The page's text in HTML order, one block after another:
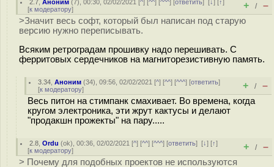
2.7 ,Аноним (7), 00:30, 02/02/2021 [^] [^^] [^^^] [ответить][↓] [↑]
[к модератору] + / –
>Значит весь софт, который был написан под старую
версию нужно переписывать.
Всяким ретроградам прошивку надо перешивать. С
ферритовых сердечников на магниторезистивную память.
3.34 ,Аноним (34), 09:56, 02/02/2021 [^] [^^] [^^^] [ответить]
[к модератору] + / –
Весь питон на стимпанк смахивает. Во времена, когда
кругом электроника, эти жрут кактусы и делают
"продакшн прожекты" на пару.....
2.8 ,Ordu (ok), 00:36, 02/02/2021 [^] [^^] [^^^] [ответить][↓] [↑]
[к модератору] + / –
> Почему для подобных проектов не используются